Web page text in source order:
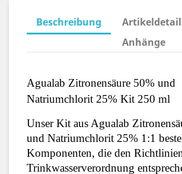
Beschreibung
Anhänge
Agualab Zitronensäure 50% und
Natriumchlorit 25% Kit 250 ml
Unser Kit aus Agualab
und Natriumchlorit 25% 1:1
Komponenten, die den
Trinkwasserverordnung